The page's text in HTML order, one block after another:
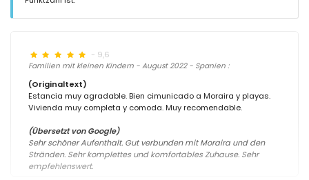
- 9,6
Familien mit kleinen Kindern - August 2022 - Spanien :
(Originaltext)
Estancia muy agradable. Bien cimunicado a Moraira y playas.
Vivienda muy completa y comoda. Muy recomendable.
(Übersetzt von Google)
Sehr schöner Aufenthalt. Gut verbunden mit Moraira und den
Stränden. Sehr komplettes und komfortables Zuhause. Sehr
empfehlenswert.